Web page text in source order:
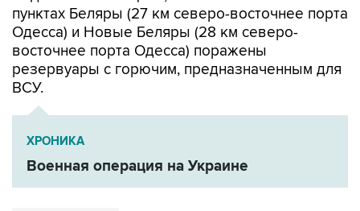
пунктах Беляры (27 км северо-восточнее порта
Одесса) и Новые Беляры (28 км северо-
восточнее порта Одесса) поражены
резервуары с горючим, предназначенным для
ВСУ.
ХРОНИКА
Военная операция на Украине